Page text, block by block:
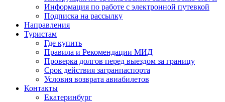
Информация по работе с электронной путевкой
Подписка на рассылку
Направления
Туристам
Где купить
Правила и Рекомендации МИД
Проверка долгов перед выездом за границу
Срок действия загранпаспорта
Условия возврата авиабилетов
Контакты
Екатеринбург